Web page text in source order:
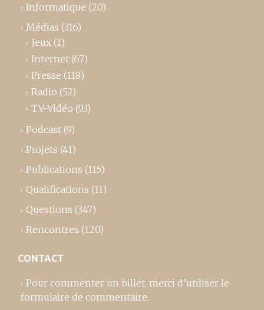
Informatique (20)
Médias (316)
Jeux (1)
Internet (67)
Presse (118)
Radio (52)
TV-Vidéo (93)
Podcast (9)
Projets (41)
Publications (115)
Qualifications (11)
Questions (347)
Rencontres (120)
CONTACT
Pour commenter un billet, merci d’utiliser le
formulaire de commentaire.